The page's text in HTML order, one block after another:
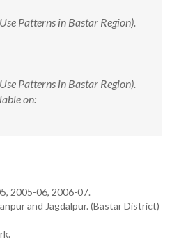
Patterns in Bastar Region).
Patterns in Bastar Region).
on:
2005-06, 2006-07.
and Jagdalpur. (Bastar District)